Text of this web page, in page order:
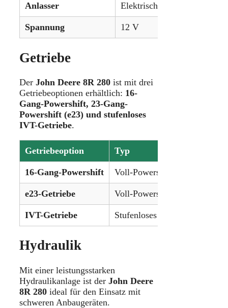
Anlasser Elektrisch
Spannung 12 V
Getriebe
Der John Deere 8R 280 ist mit drei
Getriebeoptionen erhältlich: 16-
Gang-Powershift, 23-Gang-
Powershift (e23) und stufenloses
IVT-Getriebe.
Getriebeoption Typ
16-Gang-Powershift Voll-Powershift
e23-Getriebe Voll-Powershift
IVT-Getriebe Stufenloses Getriebe
Hydraulik
Mit einer leistungsstarken
Hydraulikanlage ist der John Deere
8R 280 ideal für den Einsatz mit
schweren Anbaugeräten.